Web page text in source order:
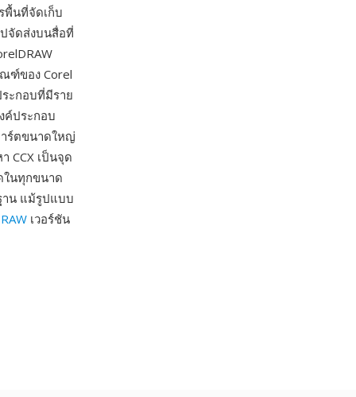
พื้นที่จัดเก็บ
จัดส่งบนสื่อที่
ฑ์ของ Corel
ะกอบที่มีราย
ค์ประกอบ
ร์ตขนาดใหญ่
CCX เป็นจุด
ในทุกขนาด
าน แม้รูปแบบ
เวอร์ชัน